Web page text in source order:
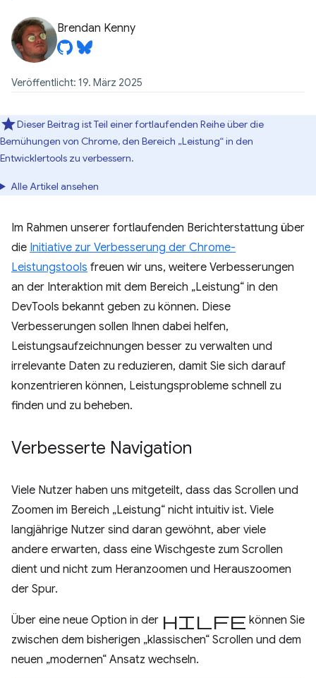
Brendan Kenny
Veröffentlicht: 19. März 2025
Dieser Beitrag ist Teil einer fortlaufenden Reihe über die
Bemühungen von Chrome, den Bereich „Leistung“ in den
Entwicklertools zu verbessern.
Alle Artikel ansehen
Im Rahmen unserer fortlaufenden Berichterstattung über
die Initiative zur Verbesserung der Chrome-
Leistungstools freuen wir uns, weitere Verbesserungen
an der Interaktion mit dem Bereich „Leistung“ in den
DevTools bekannt geben zu können. Diese
Verbesserungen sollen Ihnen dabei helfen,
Leistungsaufzeichnungen besser zu verwalten und
irrelevante Daten zu reduzieren, damit Sie sich darauf
konzentrieren können, Leistungsprobleme schnell zu
finden und zu beheben.
Verbesserte Navigation
Viele Nutzer haben uns mitgeteilt, dass das Scrollen und
Zoomen im Bereich „Leistung“ nicht intuitiv ist. Viele
langjährige Nutzer sind daran gewöhnt, aber viele
andere erwarten, dass eine Wischgeste zum Scrollen
dient und nicht zum Heranzoomen und Herauszoomen
der Spur.
Über eine neue Option in der Hilfe können Sie
zwischen dem bisherigen „klassischen“ Scrollen und dem
neuen „modernen“ Ansatz wechseln.